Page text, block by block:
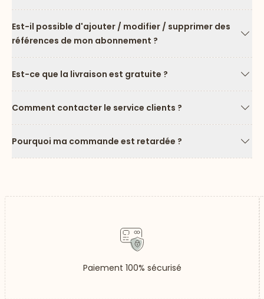
Est-il possible d'ajouter / modifier / supprimer des
références de mon abonnement ?
Est-ce que la livraison est gratuite ?
Comment contacter le service clients ?
Pourquoi ma commande est retardée ?
Paiement 100% sécurisé